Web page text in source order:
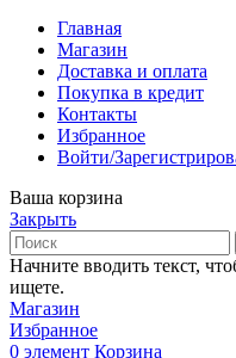
Главная
Магазин
Доставка и оплата
Покупка в кредит
Контакты
Избранное
Войти/
Ваша корзина
Закрыть
Начните вводить текст,
ищете.
Магазин
Избранное
0 элемент Корзина